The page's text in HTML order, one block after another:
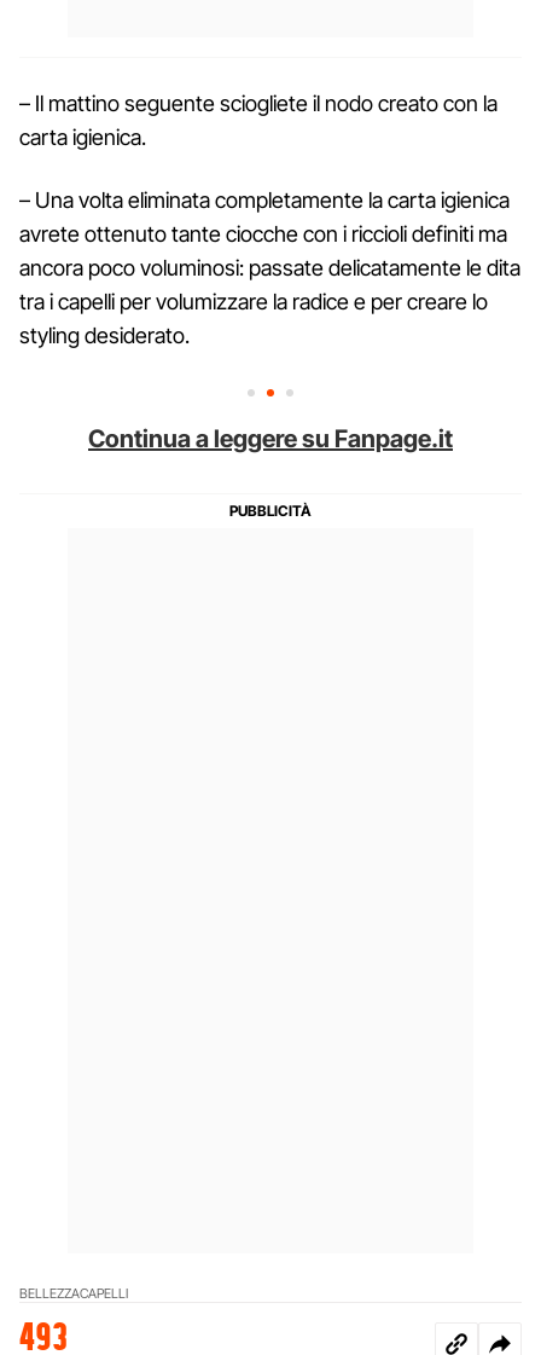
– Il mattino seguente sciogliete il nodo creato con la
carta igienica.
– Una volta eliminata completamente la carta igienica
avrete ottenuto tante ciocche con i riccioli definiti ma
ancora poco voluminosi: passate delicatamente le dita
tra i capelli per volumizzare la radice e per creare lo
styling desiderato.
Continua a leggere su Fanpage.it
BELLEZZACAPELLI
493